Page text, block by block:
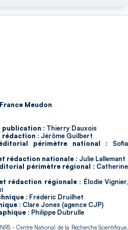
Meudon
publication : Thierry Dauxois
rédaction : Jérôme Guilbert
éditorial périmètre national : Sofia
rédaction nationale : Julie Lallemant
périmètre régional : Catherine
rédaction régionale : Élodie Vignier,
: Frédéric Druilhet
: Clare Jones (agence CJP)
: Philippe Dubrulle
- Centre National de la Recherche Scientifique.